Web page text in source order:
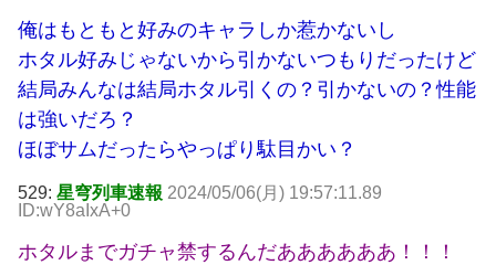
俺はもともと好みのキャラしか惹かないし
ホタル好みじゃないから引かないつもりだったけど
結局みんなは結局ホタル引くの？引かないの？性能
は強いだろ？
ほぼサムだったらやっぱり駄目かい？
529: 星穹列車速報 2024/05/06(月) 19:57:11.89
ID:wY8aIxA+0
ホタルまでガチャ禁するんだああああああ！！！